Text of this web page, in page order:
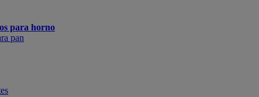
para horno
pan